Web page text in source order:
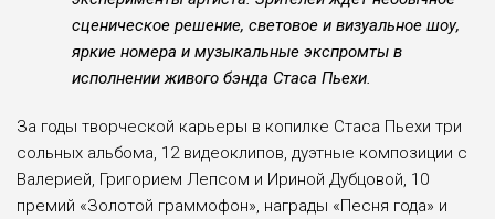
сценическое решение, световое и визуальное шоу,
яркие номера и музыкальные экспромты в
исполнении живого бэнда Стаса Пьехи.
За годы творческой карьеры в копилке Стаса Пьехи три
сольных альбома, 12 видеоклипов, дуэтные композиции с
Валерией, Григорием Лепсом и Ириной Дубцовой, 10
премий «Золотой граммофон», награды «Песня года» и